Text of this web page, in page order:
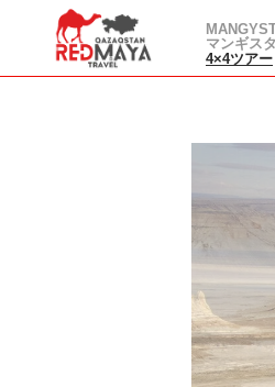
4×4ツアー
マンギス